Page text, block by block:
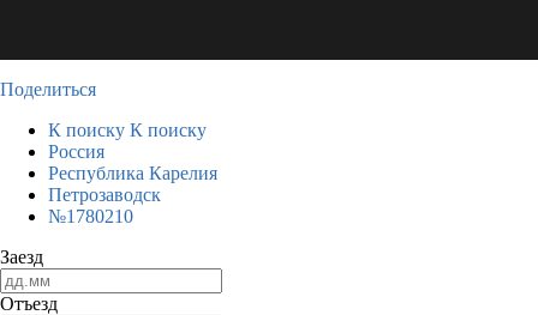
Поделиться
К поиску К поиску
Россия
Республика Карелия
Петрозаводск
№1780210
Заезд
Отъезд